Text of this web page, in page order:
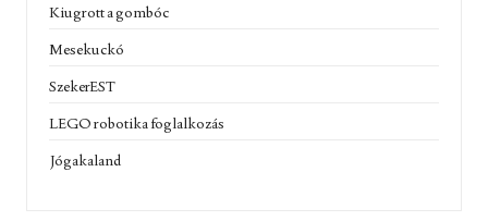
Kiugrott a gombóc
Mesekuckó
SzekerEST
LEGO robotika foglalkozás
Jógakaland